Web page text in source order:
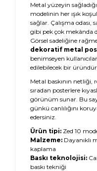
Metal yüzeyin
modelinin her ışık
sağlar. Çalışma odası,
gibi pek çok mekânda
Görsel sadeliğine
dekoratif metal
benimseyen
edilebilecek bir
Metal baskının netliği,
sıradan posterlere
görünüm sunar. Bu
günkü canlılığını
edersiniz.
Ürün tipi: Zed 10
Malzeme: Dayanıklı
kaplama
Baskı teknolojisi:
baskı tekniği